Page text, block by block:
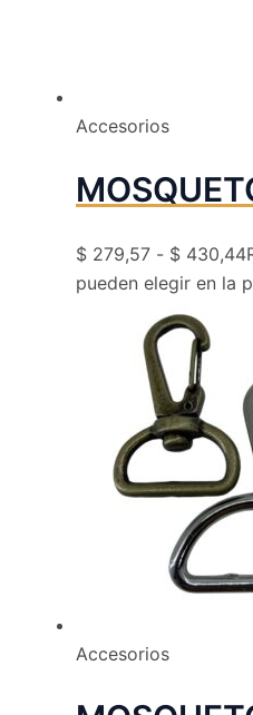
Accesorios
$ 279,57 - $ 430,44
pueden elegir en la
Accesorios